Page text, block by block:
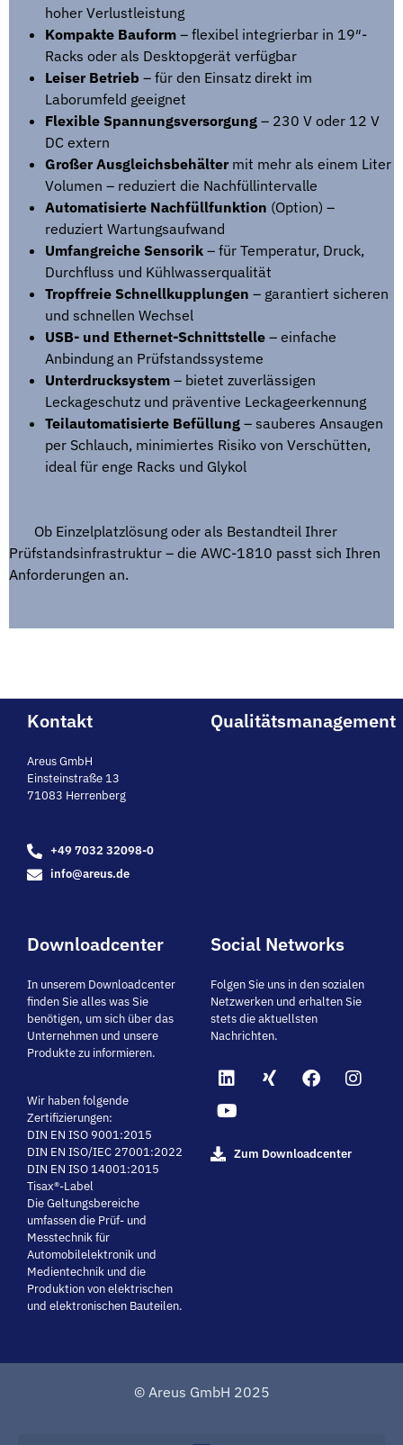
hoher Verlustleistung
Kompakte Bauform – flexibel integrierbar in 19″-
Racks oder als Desktopgerät verfügbar
Leiser Betrieb – für den Einsatz direkt im
Laborumfeld geeignet
Flexible Spannungsversorgung – 230 V oder 12 V
DC extern
Großer Ausgleichsbehälter mit mehr als einem Liter
Volumen – reduziert die Nachfüllintervalle
Automatisierte Nachfüllfunktion (Option) –
reduziert Wartungsaufwand
Umfangreiche Sensorik – für Temperatur, Druck,
Durchfluss und Kühlwasserqualität
Tropffreie Schnellkupplungen – garantiert sicheren
und schnellen Wechsel
USB- und Ethernet-Schnittstelle – einfache
Anbindung an Prüfstandssysteme
Unterdrucksystem – bietet zuverlässigen
Leckageschutz und präventive Leckageerkennung
Teilautomatisierte Befüllung – sauberes Ansaugen
per Schlauch, minimiertes Risiko von Verschütten,
ideal für enge Racks und Glykol
Ob Einzelplatzlösung oder als Bestandteil Ihrer
Prüfstandsinfrastruktur – die AWC-1810 passt sich Ihren
Anforderungen an.
Kontakt
Areus GmbH
Einsteinstraße 13
71083 Herrenberg
+49 7032 32098-0
info@areus.de
Qualitätsmanagement
Downloadcenter
In unserem Downloadcenter
finden Sie alles was Sie
benötigen, um sich über das
Unternehmen und unsere
Produkte zu informieren.
Wir haben folgende
Zertifizierungen:
DIN EN ISO 9001:2015
DIN EN ISO/IEC 27001:2022
DIN EN ISO 14001:2015
Tisax®-Label
Die Geltungsbereiche
umfassen die Prüf- und
Messtechnik für
Automobilelektronik und
Medientechnik und die
Produktion von elektrischen
und elektronischen Bauteilen.
Social Networks
Folgen Sie uns in den sozialen
Netzwerken und erhalten Sie
stets die aktuellsten
Nachrichten.
Zum Downloadcenter
© Areus GmbH 2025